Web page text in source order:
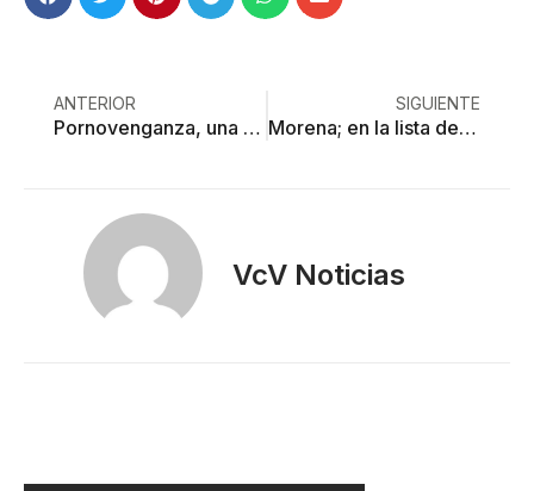
ANTERIOR
Pornovenganza, una acción que debe ser castigada: PVEM
SIGUIENTE
Morena; en la lista de instituciones omisas en transparencia del Edoméx
VcV Noticias